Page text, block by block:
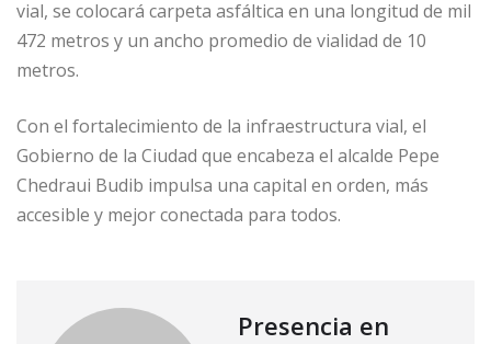
vial, se colocará carpeta asfáltica en una longitud de mil
472 metros y un ancho promedio de vialidad de 10
metros.
Con el fortalecimiento de la infraestructura vial, el
Gobierno de la Ciudad que encabeza el alcalde Pepe
Chedraui Budib impulsa una capital en orden, más
accesible y mejor conectada para todos.
Presencia en